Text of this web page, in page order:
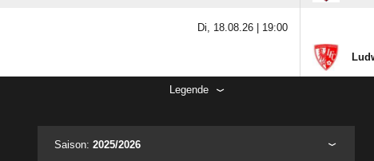
Di, 18.08.26 | 19:00
Legende
Saison: 2025/2026